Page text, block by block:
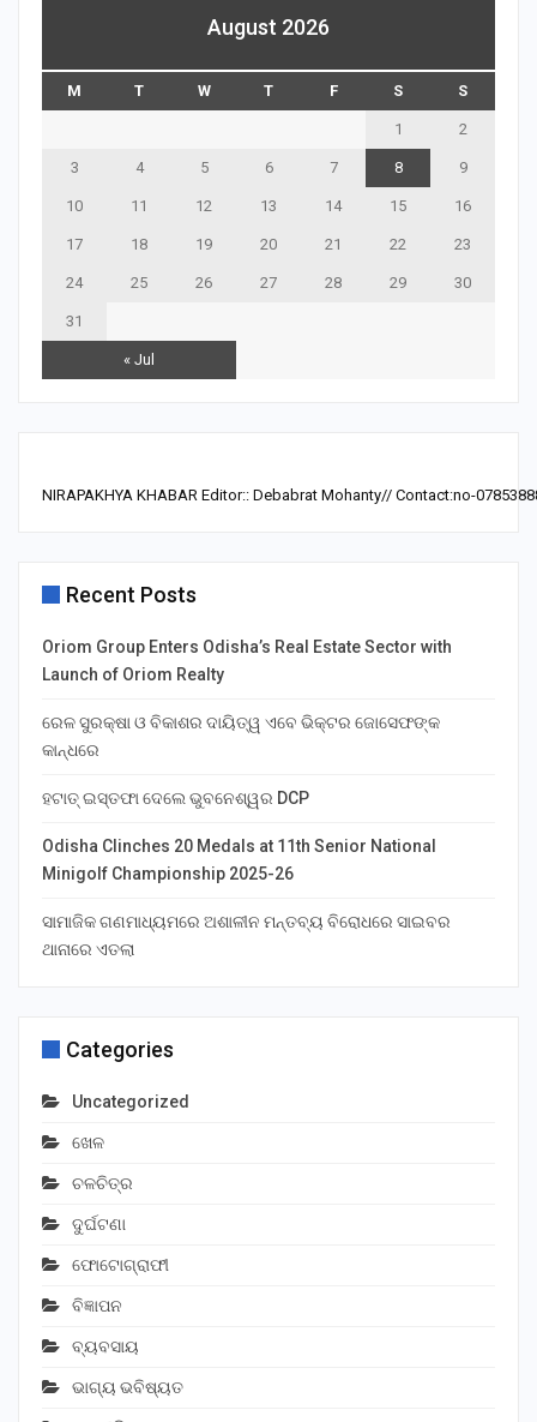
August 2026
M T W T F S S
« Jul
1 2
3 4 5 6 7 8 9
10 11 12 13 14 15 16
17 18 19 20 21 22 23
24 25 26 27 28 29 30
31
NIRAPAKHYA KHABAR Editor:: Debabrat Mohanty// Contact:no-
Recent Posts
Oriom Group Enters Odisha’s Real Estate Sector with
Launch of Oriom Realty
ରେଳ ସୁରକ୍ଷା ଓ ବିକାଶର ଦାୟିତ୍ୱ ଏବେ ଭିକ୍ଟର ଜୋସେଫଙ୍କ
କାନ୍ଧରେ
ହଟାତ୍ ଇସ୍ତଫା ଦେଲେ ଭୁବନେଶ୍ୱର DCP
Odisha Clinches 20 Medals at 11th Senior National
Minigolf Championship 2025-26
ସାମାଜିକ ଗଣମାଧ୍ୟମରେ ଅଶାଳୀନ ମନ୍ତବ୍ୟ ବିରୋଧରେ ସାଇବର
ଥାନାରେ ଏତଲା
Categories
Uncategorized
ଖେଳ
ଚଳଚିତ୍ର
ଦୁର୍ଘଟଣା
ଫୋଟୋଗ୍ରାଫୀ
ବିଜ୍ଞାପନ
ବ୍ୟବସାୟ
ଭାଗ୍ୟ ଭବିଷ୍ୟତ